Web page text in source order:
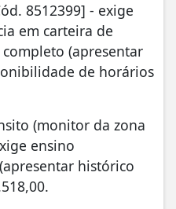
8512399] - exige
em carteira de
(apresentar
de horários
(monitor da zona
ensino
histórico